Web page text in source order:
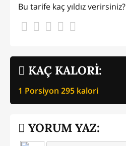
KAÇ KALORİ:
1 Porsiyon 295 kalori
Bu tarife kaç yıldız verirsiniz?
YORUM YAZ: